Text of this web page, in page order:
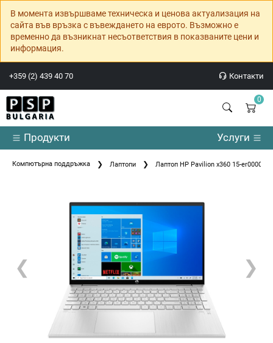
В момента извършваме техническа и ценова актуализация на
сайта във връзка с въвеждането на еврото. Възможно е
временно да възникнат несъответствия в показваните цени и
информация.
+359 (2) 439 40 70 Контакти
0
Продукти Услуги
Компютърна поддръжка Лаптопи Лаптоп HP Pavilion x360 15-er0000nu
❮ ❯